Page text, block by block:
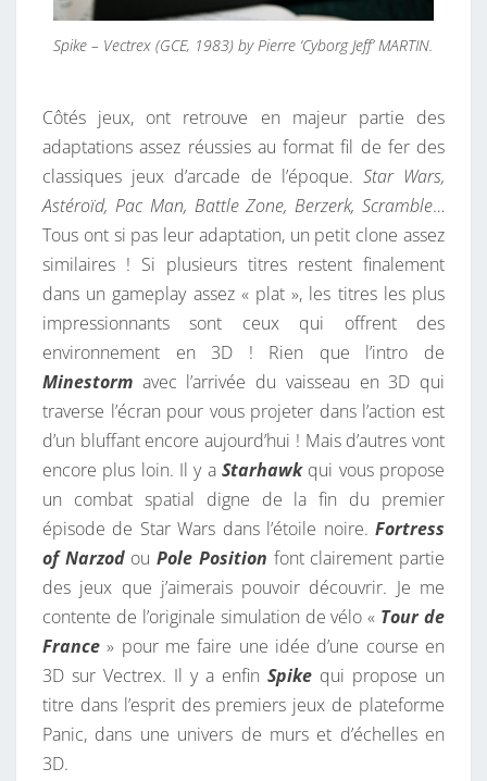
Spike – Vectrex (GCE, 1983) by Pierre ‘Cyborg Jeff’ MARTIN.
Côtés jeux, ont retrouve en majeur partie des
adaptations assez réussies au format fil de fer des
classiques jeux d’arcade de l’époque. Star Wars,
Astéroïd, Pac Man, Battle Zone, Berzerk, Scramble…
Tous ont si pas leur adaptation, un petit clone assez
similaires ! Si plusieurs titres restent finalement
dans un gameplay assez « plat », les titres les plus
impressionnants sont ceux qui offrent des
environnement en 3D ! Rien que l’intro de
Minestorm avec l’arrivée du vaisseau en 3D qui
traverse l’écran pour vous projeter dans l’action est
d’un bluffant encore aujourd’hui ! Mais d’autres vont
encore plus loin. Il y a Starhawkqui vous propose
un combat spatial digne de la fin du premier
épisode de Star Wars dans l’étoile noire. Fortress
of NarzodouPole Position font clairement partie
des jeux que j’aimerais pouvoir découvrir. Je me
contente de l’originale simulation de vélo « Tour de
France » pour me faire une idée d’une course en
3D sur Vectrex. Il y a enfin Spike qui propose un
titre dans l’esprit des premiers jeux de plateforme
Panic, dans une univers de murs et d’échelles en
3D.